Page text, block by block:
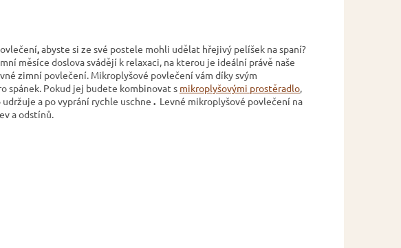
abyste si ze své postele mohli udělat hřejivý pelíšek na spaní?
měsíce doslova svádějí k relaxaci, na kterou je ideální právě naše
zimní povlečení. Mikroplyšové povlečení vám díky svým
spánek. Pokud jej budete kombinovat s mikroplyšovými prostěradlo
a po vyprání rychle uschne . Levné mikroplyšové povlečení na
a odstínů.